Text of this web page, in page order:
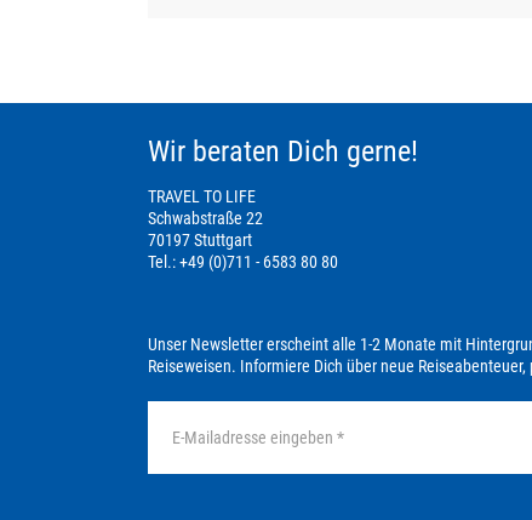
Wir beraten Dich gerne!
TRAVEL TO LIFE
Schwabstraße 22
70197 Stuttgart
Tel.: +49 (0)711 - 6583 80 80
Unser Newsletter erscheint alle 1-2 Monate mit
Reiseweisen. Informiere Dich über neue